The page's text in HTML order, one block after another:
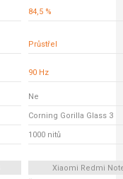
84,5 %
Průstřel
90 Hz
Ne
Corning Gorilla Glass 3
1000 nitů
Xiaomi Redmi